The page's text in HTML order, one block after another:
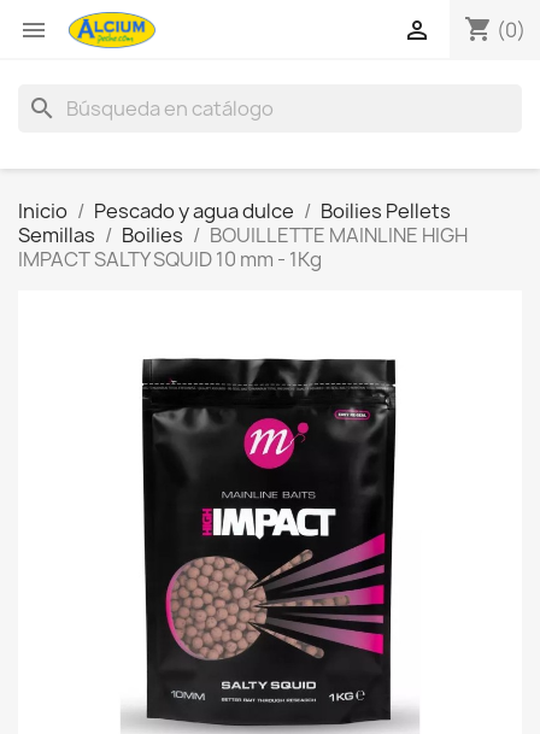
 shopping_cart (0)

search
Inicio Pescado y agua dulce
Boilies Pellets
Semillas
Boilies
BOUILLETTE MAINLINE HIGH
IMPACT SALTY SQUID 10 mm - 1Kg